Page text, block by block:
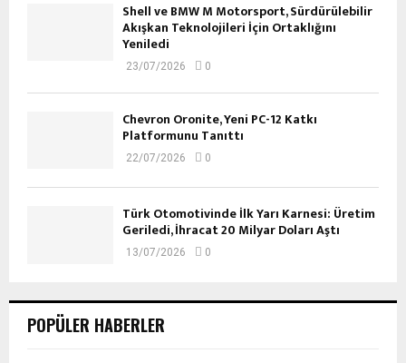
Shell ve BMW M Motorsport, Sürdürülebilir
Akışkan Teknolojileri İçin Ortaklığını
Yeniledi
23/07/2026 0
Chevron Oronite, Yeni PC-12 Katkı
Platformunu Tanıttı
22/07/2026 0
Türk Otomotivinde İlk Yarı Karnesi: Üretim
Geriledi, İhracat 20 Milyar Doları Aştı
13/07/2026 0
POPÜLER HABERLER